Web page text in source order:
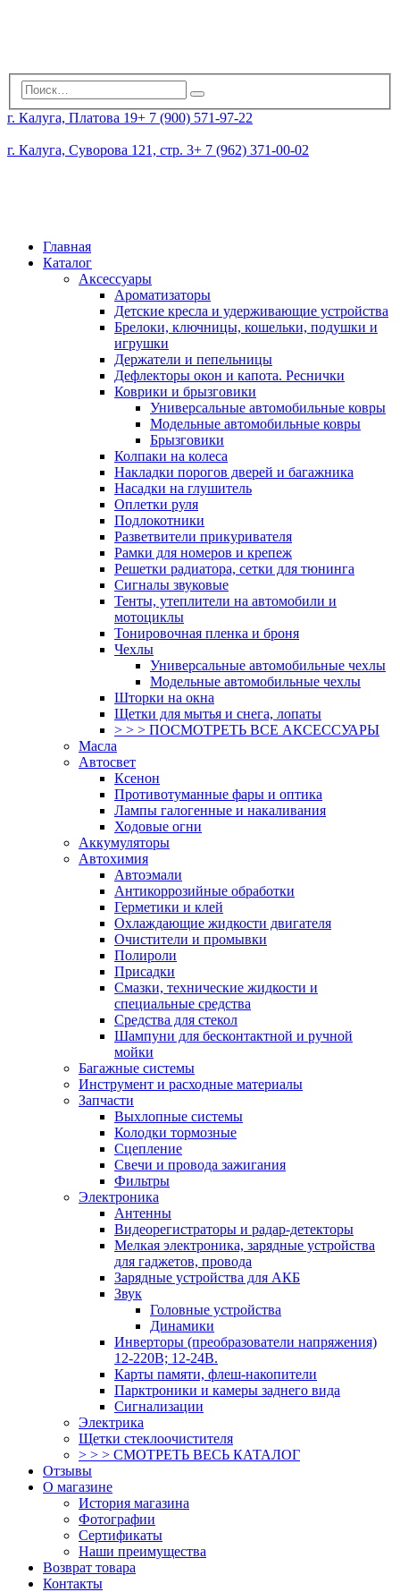
г. Калуга, Платова 19+ 7 (900) 571-97-22
г. Калуга, Суворова 121, стр. 3+ 7 (962) 371-00-02
Главная
Каталог
Аксессуары
Ароматизаторы
Детские кресла и удерживающие устройства
Брелоки, ключницы, кошельки, подушки и
игрушки
Держатели и пепельницы
Дефлекторы окон и капота. Реснички
Коврики и брызговики
Универсальные автомобильные ковры
Модельные автомобильные ковры
Брызговики
Колпаки на колеса
Накладки порогов дверей и багажника
Насадки на глушитель
Оплетки руля
Подлокотники
Разветвители прикуривателя
Рамки для номеров и крепеж
Решетки радиатора, сетки для тюнинга
Сигналы звуковые
Тенты, утеплители на автомобили и
мотоциклы
Тонировочная пленка и броня
Чехлы
Универсальные автомобильные чехлы
Модельные автомобильные чехлы
Шторки на окна
Щетки для мытья и снега, лопаты
> > > ПОСМОТРЕТЬ ВСЕ АКСЕССУАРЫ
Масла
Автосвет
Ксенон
Противотуманные фары и оптика
Лампы галогенные и накаливания
Ходовые огни
Аккумуляторы
Автохимия
Автоэмали
Антикоррозийные обработки
Герметики и клей
Охлаждающие жидкости двигателя
Очистители и промывки
Полироли
Присадки
Смазки, технические жидкости и
специальные средства
Средства для стекол
Шампуни для бесконтактной и ручной
мойки
Багажные системы
Инструмент и расходные материалы
Запчасти
Выхлопные системы
Колодки тормозные
Сцепление
Свечи и провода зажигания
Фильтры
Электроника
Антенны
Видеорегистраторы и радар-детекторы
Мелкая электроника, зарядные устройства
для гаджетов, провода
Зарядные устройства для АКБ
Звук
Головные устройства
Динамики
Инверторы (преобразователи напряжения)
12-220В; 12-24В.
Карты памяти, флеш-накопители
Парктроники и камеры заднего вида
Сигнализации
Электрика
Щетки стеклоочистителя
> > > СМОТРЕТЬ ВЕСЬ КАТАЛОГ
Отзывы
О магазине
История магазина
Фотографии
Сертификаты
Наши преимущества
Возврат товара
Контакты